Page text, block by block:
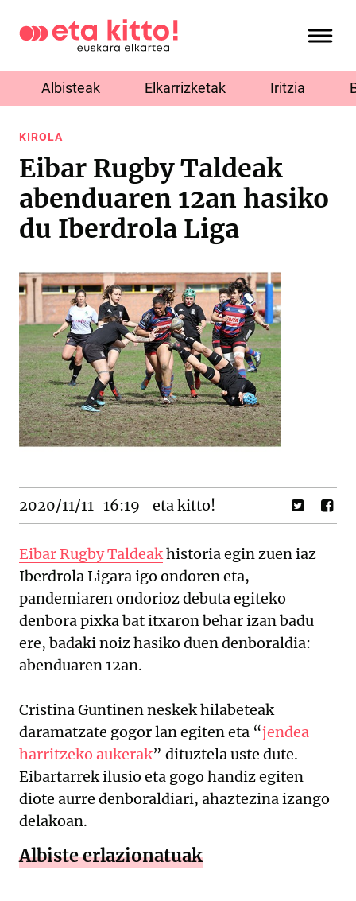
Albisteak Elkarrizketak Iritzia
KIROLA
Eibar Rugby Taldeak
abenduaren 12an hasiko
du Iberdrola Liga
2020/11/11 16:19 eta kitto!
Eibar Rugby Taldeakhistoria egin zuen iaz
Iberdrola Ligara igo ondoren eta,
pandemiaren ondorioz debuta egiteko
denbora pixka bat itxaron behar izan badu
ere, badaki noiz hasiko duen denboraldia:
abenduaren 12an.
Cristina Guntinen neskek hilabeteak
daramatzate gogor lan egiten eta “jendea
harritzeko aukerak” dituztela uste dute.
Eibartarrek ilusio eta gogo handiz egiten
diote aurre denboraldiari, ahaztezina izango
delakoan.
Albiste erlazionatuak